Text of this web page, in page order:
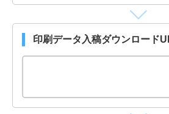
印刷データ入稿ダウンロード